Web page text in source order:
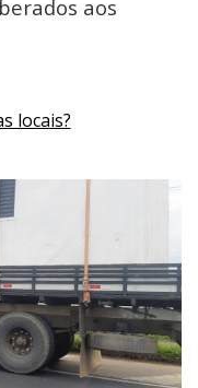
aos
locais?